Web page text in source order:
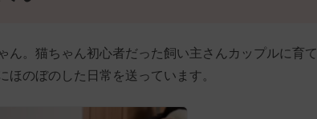
ん。猫ちゃん初心者だった飼い主さんカップルに育て
ほのぼのした日常を送っています。